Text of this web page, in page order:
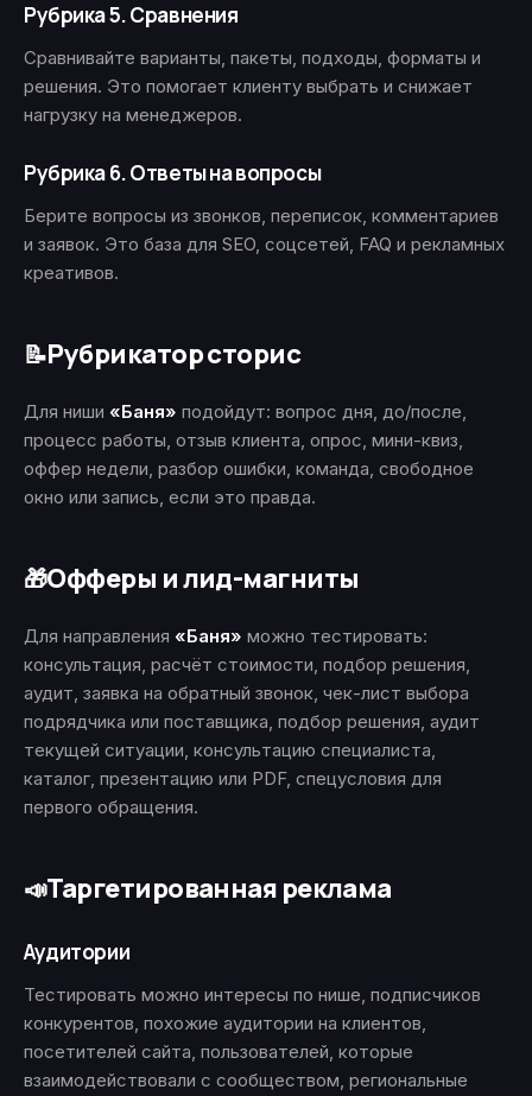
Рубрика 5. Сравнения
Сравнивайте варианты, пакеты, подходы, форматы и
решения. Это помогает клиенту выбрать и снижает
нагрузку на менеджеров.
Рубрика 6. Ответы на вопросы
Берите вопросы из звонков, переписок, комментариев
и заявок. Это база для SEO, соцсетей, FAQ и рекламных
креативов.
📝Рубрикатор сторис
Для ниши «Баня» подойдут: вопрос дня, до/после,
процесс работы, отзыв клиента, опрос, мини-квиз,
оффер недели, разбор ошибки, команда, свободное
окно или запись, если это правда.
🎁Офферы и лид-магниты
Для направления «Баня» можно тестировать:
консультация, расчёт стоимости, подбор решения,
аудит, заявка на обратный звонок, чек-лист выбора
подрядчика или поставщика, подбор решения, аудит
текущей ситуации, консультацию специалиста,
каталог, презентацию или PDF, спецусловия для
первого обращения.
📣Таргетированная реклама
Аудитории
Тестировать можно интересы по нише, подписчиков
конкурентов, похожие аудитории на клиентов,
посетителей сайта, пользователей, которые
взаимодействовали с сообществом, региональные